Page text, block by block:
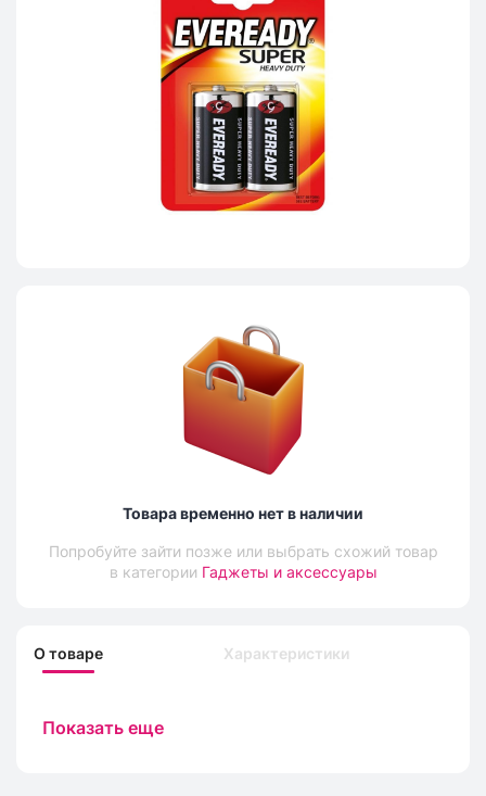
Товара временно нет в наличии
Попробуйте зайти позже или выбрать схожий товар
в категории Гаджеты и аксессуары
О товаре Характеристики
Показать еще